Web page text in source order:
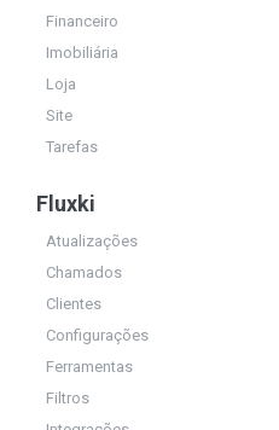
Financeiro
Imobiliária
Loja
Site
Tarefas
Fluxki
Atualizações
Chamados
Clientes
Configurações
Ferramentas
Filtros